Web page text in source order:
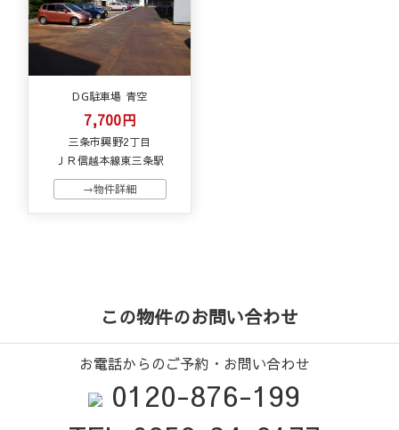
DG駐車場 青空
7,700円
三条市興野2丁目
ＪＲ信越本線東三条駅
→物件詳細
この物件のお問い合わせ
お電話からのご予約・お問い合わせ
0120-876-199